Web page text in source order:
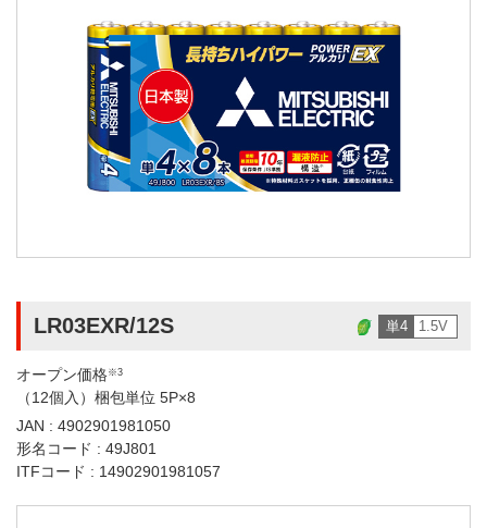
LR03EXR/12S 単4 1.5V
オープン価格※3
（12個入）梱包単位 5P×8
JAN : 4902901981050
形名コード : 49J801
ITFコード : 14902901981057